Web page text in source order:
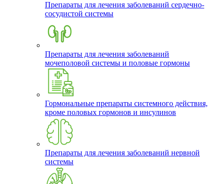
Препараты для лечения заболеваний сердечно-
сосудистой системы
Препараты для лечения заболеваний
мочеполовой системы и половые гормоны
Гормональные препараты системного действия,
кроме половых гормонов и инсулинов
Препараты для лечения заболеваний нервной
системы